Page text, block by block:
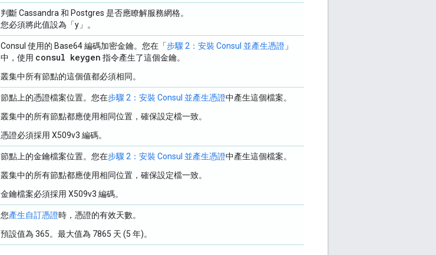
判斷 Cassandra 和 Postgres 是否應瞭解服務網格。
您必須將此值設為「y」。
Consul 使用的 Base64 編碼加密金鑰。您在「步驟 2：安裝 Consul 並產生憑證 」
中，使用 consul keygen 指令產生了這個金鑰。
叢集中所有節點的這個值都必須相同。
節點上的憑證檔案位置。您在步驟 2：安裝 Consul 並產生憑證中產生這個檔案。
叢集中的所有節點都應使用相同位置，確保設定檔一致。
憑證必須採用 X509v3 編碼。
節點上的金鑰檔案位置。您在步驟 2：安裝 Consul 並產生憑證中產生這個檔案。
叢集中的所有節點都應使用相同位置，確保設定檔一致。
金鑰檔案必須採用 X509v3 編碼。
您產生自訂憑證時，憑證的有效天數。
預設值為 365。最大值為 7865 天 (5 年)。